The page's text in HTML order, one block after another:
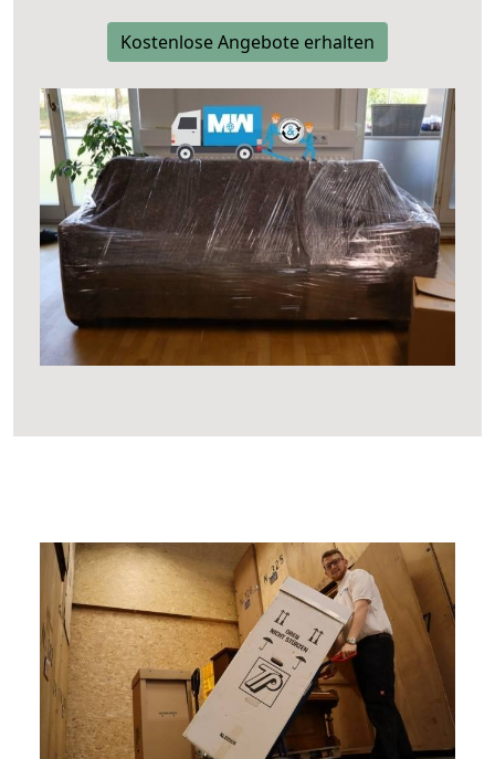
Kostenlose Angebote erhalten